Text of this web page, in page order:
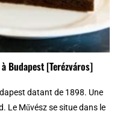
Budapest [Terézváros]
datant de 1898. Une
Le Művész se situe dans le